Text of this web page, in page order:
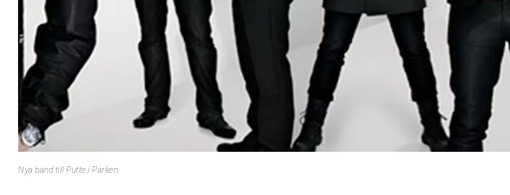
Nya band till Putte i Parken